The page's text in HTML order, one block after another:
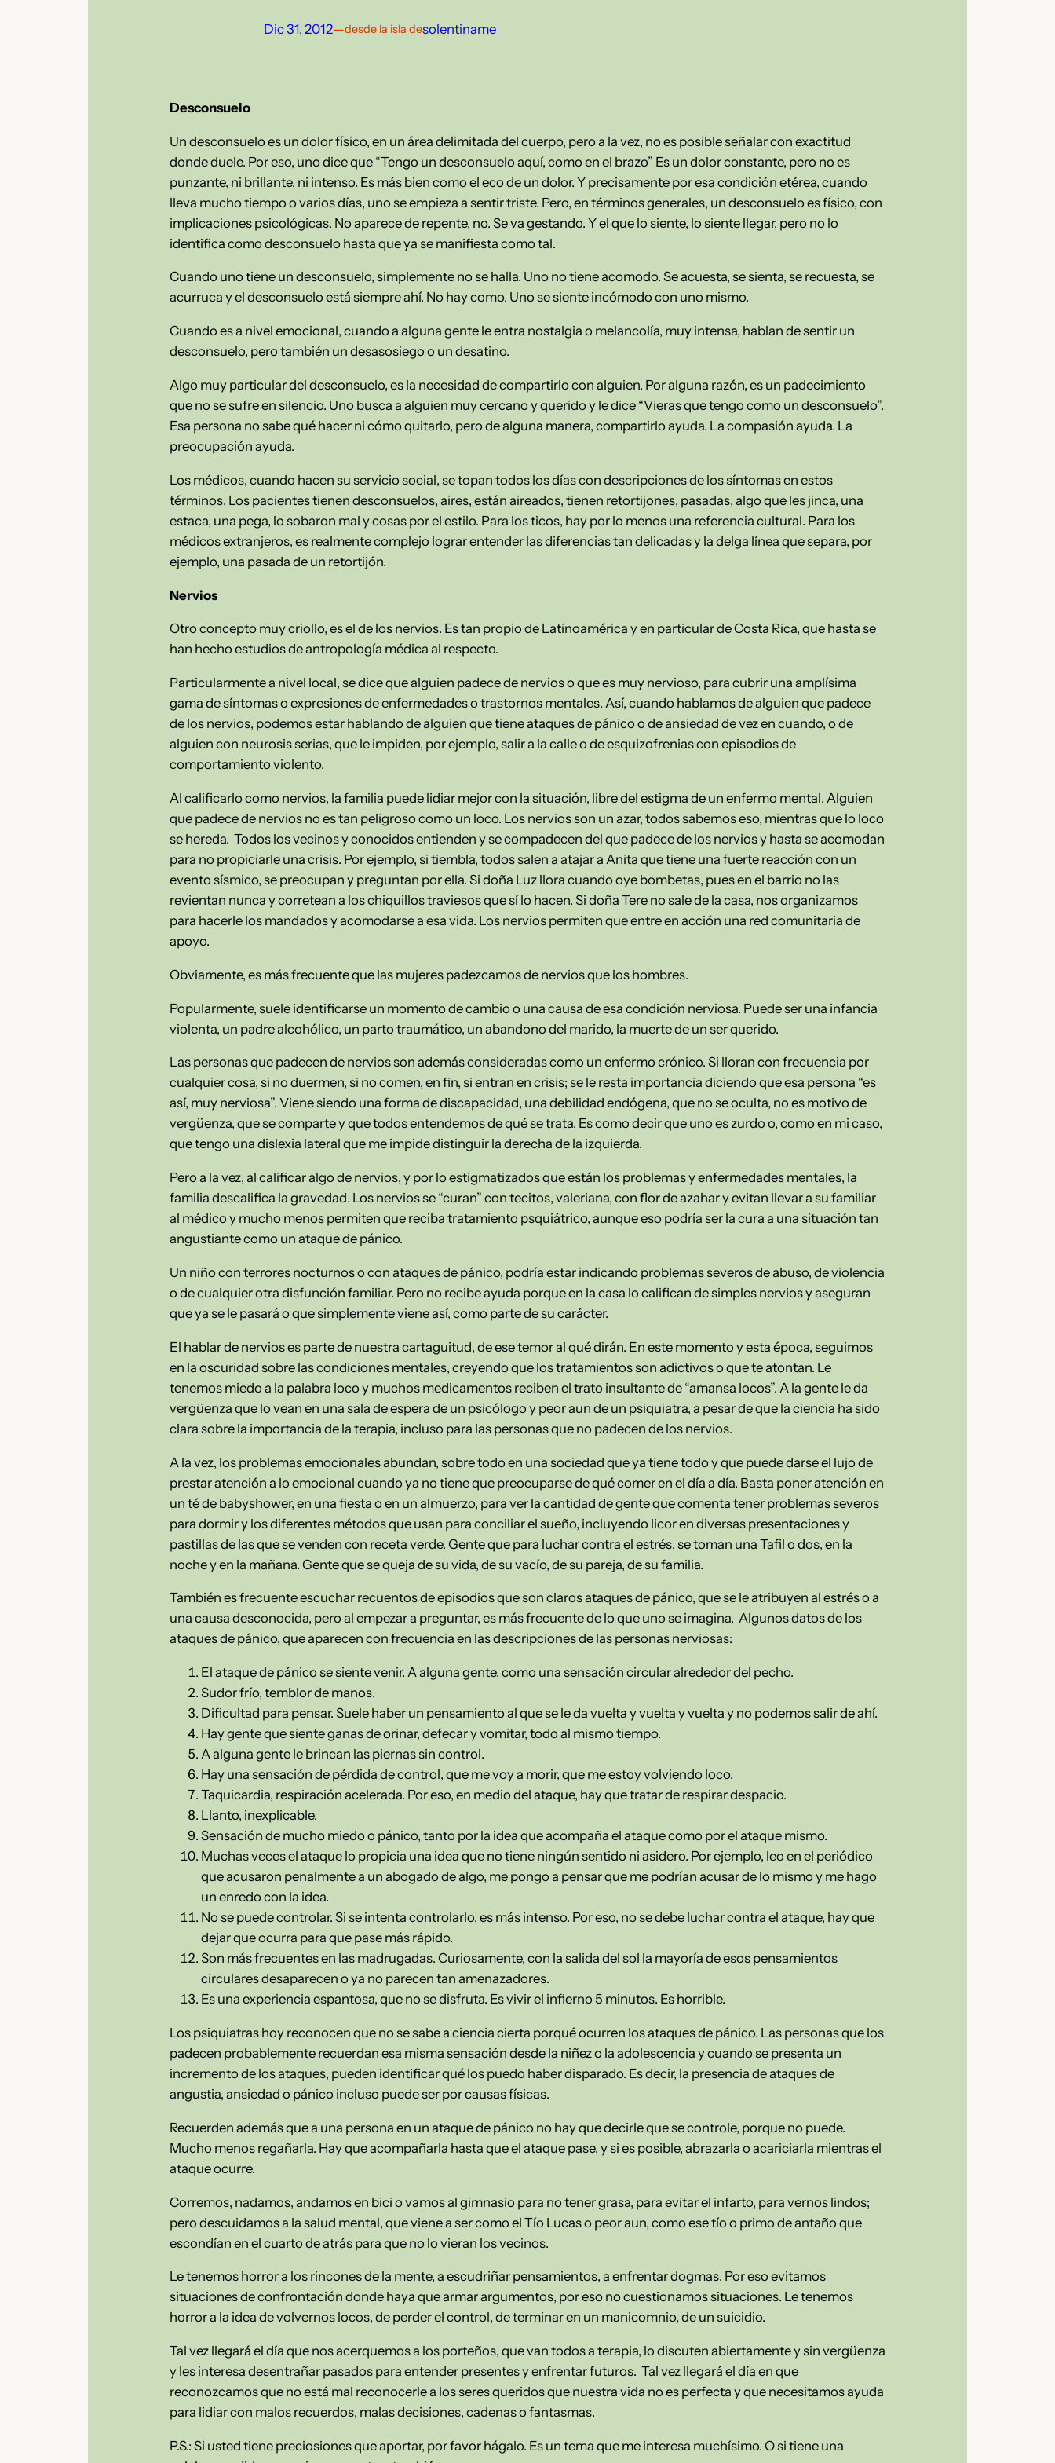
Dic 31, 2012—desde la isla desolentiname
Desconsuelo
Un desconsuelo es un dolor físico, en un área delimitada del cuerpo, pero a la vez, no es posible señalar con exactitud
donde duele. Por eso, uno dice que “Tengo un desconsuelo aquí, como en el brazo” Es un dolor constante, pero no es
punzante, ni brillante, ni intenso. Es más bien como el eco de un dolor. Y precisamente por esa condición etérea, cuando
lleva mucho tiempo o varios días, uno se empieza a sentir triste. Pero, en términos generales, un desconsuelo es físico, con
implicaciones psicológicas. No aparece de repente, no. Se va gestando. Y el que lo siente, lo siente llegar, pero no lo
identifica como desconsuelo hasta que ya se manifiesta como tal.
Cuando uno tiene un desconsuelo, simplemente no se halla. Uno no tiene acomodo. Se acuesta, se sienta, se recuesta, se
acurruca y el desconsuelo está siempre ahí. No hay como. Uno se siente incómodo con uno mismo.
Cuando es a nivel emocional, cuando a alguna gente le entra nostalgia o melancolía, muy intensa, hablan de sentir un
desconsuelo, pero también un desasosiego o un desatino.
Algo muy particular del desconsuelo, es la necesidad de compartirlo con alguien. Por alguna razón, es un padecimiento
que no se sufre en silencio. Uno busca a alguien muy cercano y querido y le dice “Vieras que tengo como un desconsuelo”.
Esa persona no sabe qué hacer ni cómo quitarlo, pero de alguna manera, compartirlo ayuda. La compasión ayuda. La
preocupación ayuda.
Los médicos, cuando hacen su servicio social, se topan todos los días con descripciones de los síntomas en estos
términos. Los pacientes tienen desconsuelos, aires, están aireados, tienen retortijones, pasadas, algo que les jinca, una
estaca, una pega, lo sobaron mal y cosas por el estilo. Para los ticos, hay por lo menos una referencia cultural. Para los
médicos extranjeros, es realmente complejo lograr entender las diferencias tan delicadas y la delga línea que separa, por
ejemplo, una pasada de un retortijón.
Nervios
Otro concepto muy criollo, es el de los nervios. Es tan propio de Latinoamérica y en particular de Costa Rica, que hasta se
han hecho estudios de antropología médica al respecto.
Particularmente a nivel local, se dice que alguien padece de nervios o que es muy nervioso, para cubrir una amplísima
gama de síntomas o expresiones de enfermedades o trastornos mentales. Así, cuando hablamos de alguien que padece
de los nervios, podemos estar hablando de alguien que tiene ataques de pánico o de ansiedad de vez en cuando, o de
alguien con neurosis serias, que le impiden, por ejemplo, salir a la calle o de esquizofrenias con episodios de
comportamiento violento.
Al calificarlo como nervios, la familia puede lidiar mejor con la situación, libre del estigma de un enfermo mental. Alguien
que padece de nervios no es tan peligroso como un loco. Los nervios son un azar, todos sabemos eso, mientras que lo loco
se hereda. Todos los vecinos y conocidos entienden y se compadecen del que padece de los nervios y hasta se acomodan
para no propiciarle una crisis. Por ejemplo, si tiembla, todos salen a atajar a Anita que tiene una fuerte reacción con un
evento sísmico, se preocupan y preguntan por ella. Si doña Luz llora cuando oye bombetas, pues en el barrio no las
revientan nunca y corretean a los chiquillos traviesos que sí lo hacen. Si doña Tere no sale de la casa, nos organizamos
para hacerle los mandados y acomodarse a esa vida. Los nervios permiten que entre en acción una red comunitaria de
apoyo.
Obviamente, es más frecuente que las mujeres padezcamos de nervios que los hombres.
Popularmente, suele identificarse un momento de cambio o una causa de esa condición nerviosa. Puede ser una infancia
violenta, un padre alcohólico, un parto traumático, un abandono del marido, la muerte de un ser querido.
Las personas que padecen de nervios son además consideradas como un enfermo crónico. Si lloran con frecuencia por
cualquier cosa, si no duermen, si no comen, en fin, si entran en crisis; se le resta importancia diciendo que esa persona “es
así, muy nerviosa”. Viene siendo una forma de discapacidad, una debilidad endógena, que no se oculta, no es motivo de
vergüenza, que se comparte y que todos entendemos de qué se trata. Es como decir que uno es zurdo o, como en mi caso,
que tengo una dislexia lateral que me impide distinguir la derecha de la izquierda.
Pero a la vez, al calificar algo de nervios, y por lo estigmatizados que están los problemas y enfermedades mentales, la
familia descalifica la gravedad. Los nervios se “curan” con tecitos, valeriana, con flor de azahar y evitan llevar a su familiar
al médico y mucho menos permiten que reciba tratamiento psquiátrico, aunque eso podría ser la cura a una situación tan
angustiante como un ataque de pánico.
Un niño con terrores nocturnos o con ataques de pánico, podría estar indicando problemas severos de abuso, de violencia
o de cualquier otra disfunción familiar. Pero no recibe ayuda porque en la casa lo califican de simples nervios y aseguran
que ya se le pasará o que simplemente viene así, como parte de su carácter.
El hablar de nervios es parte de nuestra cartaguitud, de ese temor al qué dirán. En este momento y esta época, seguimos
en la oscuridad sobre las condiciones mentales, creyendo que los tratamientos son adictivos o que te atontan. Le
tenemos miedo a la palabra loco y muchos medicamentos reciben el trato insultante de “amansa locos”. A la gente le da
vergüenza que lo vean en una sala de espera de un psicólogo y peor aun de un psiquiatra, a pesar de que la ciencia ha sido
clara sobre la importancia de la terapia, incluso para las personas que no padecen de los nervios.
A la vez, los problemas emocionales abundan, sobre todo en una sociedad que ya tiene todo y que puede darse el lujo de
prestar atención a lo emocional cuando ya no tiene que preocuparse de qué comer en el día a día. Basta poner atención en
un té de babyshower, en una fiesta o en un almuerzo, para ver la cantidad de gente que comenta tener problemas severos
para dormir y los diferentes métodos que usan para conciliar el sueño, incluyendo licor en diversas presentaciones y
pastillas de las que se venden con receta verde. Gente que para luchar contra el estrés, se toman una Tafil o dos, en la
noche y en la mañana. Gente que se queja de su vida, de su vacío, de su pareja, de su familia.
También es frecuente escuchar recuentos de episodios que son claros ataques de pánico, que se le atribuyen al estrés o a
una causa desconocida, pero al empezar a preguntar, es más frecuente de lo que uno se imagina. Algunos datos de los
ataques de pánico, que aparecen con frecuencia en las descripciones de las personas nerviosas:
El ataque de pánico se siente venir. A alguna gente, como una sensación circular alrededor del pecho.
Sudor frío, temblor de manos.
Dificultad para pensar. Suele haber un pensamiento al que se le da vuelta y vuelta y vuelta y no podemos salir de ahí.
Hay gente que siente ganas de orinar, defecar y vomitar, todo al mismo tiempo.
A alguna gente le brincan las piernas sin control.
Hay una sensación de pérdida de control, que me voy a morir, que me estoy volviendo loco.
Taquicardia, respiración acelerada. Por eso, en medio del ataque, hay que tratar de respirar despacio.
Llanto, inexplicable.
Sensación de mucho miedo o pánico, tanto por la idea que acompaña el ataque como por el ataque mismo.
Muchas veces el ataque lo propicia una idea que no tiene ningún sentido ni asidero. Por ejemplo, leo en el periódico
que acusaron penalmente a un abogado de algo, me pongo a pensar que me podrían acusar de lo mismo y me hago
un enredo con la idea.
No se puede controlar. Si se intenta controlarlo, es más intenso. Por eso, no se debe luchar contra el ataque, hay que
dejar que ocurra para que pase más rápido.
Son más frecuentes en las madrugadas. Curiosamente, con la salida del sol la mayoría de esos pensamientos
circulares desaparecen o ya no parecen tan amenazadores.
Es una experiencia espantosa, que no se disfruta. Es vivir el infierno 5 minutos. Es horrible.
Los psiquiatras hoy reconocen que no se sabe a ciencia cierta porqué ocurren los ataques de pánico. Las personas que los
padecen probablemente recuerdan esa misma sensación desde la niñez o la adolescencia y cuando se presenta un
incremento de los ataques, pueden identificar qué los puedo haber disparado. Es decir, la presencia de ataques de
angustia, ansiedad o pánico incluso puede ser por causas físicas.
Recuerden además que a una persona en un ataque de pánico no hay que decirle que se controle, porque no puede.
Mucho menos regañarla. Hay que acompañarla hasta que el ataque pase, y si es posible, abrazarla o acariciarla mientras el
ataque ocurre.
Corremos, nadamos, andamos en bici o vamos al gimnasio para no tener grasa, para evitar el infarto, para vernos lindos;
pero descuidamos a la salud mental, que viene a ser como el Tío Lucas o peor aun, como ese tío o primo de antaño que
escondían en el cuarto de atrás para que no lo vieran los vecinos.
Le tenemos horror a los rincones de la mente, a escudriñar pensamientos, a enfrentar dogmas. Por eso evitamos
situaciones de confrontación donde haya que armar argumentos, por eso no cuestionamos situaciones. Le tenemos
horror a la idea de volvernos locos, de perder el control, de terminar en un manicomnio, de un suicidio.
Tal vez llegará el día que nos acerquemos a los porteños, que van todos a terapia, lo discuten abiertamente y sin vergüenza
y les interesa desentrañar pasados para entender presentes y enfrentar futuros. Tal vez llegará el día en que
reconozcamos que no está mal reconocerle a los seres queridos que nuestra vida no es perfecta y que necesitamos ayuda
para lidiar con malos recuerdos, malas decisiones, cadenas o fantasmas.
P.S.: Si usted tiene preciosiones que aportar, por favor hágalo. Es un tema que me interesa muchísimo. O si tiene una